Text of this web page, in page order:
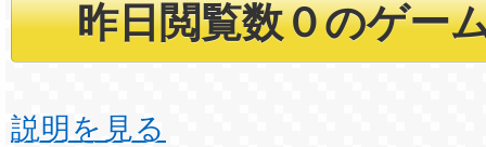
説明を見る